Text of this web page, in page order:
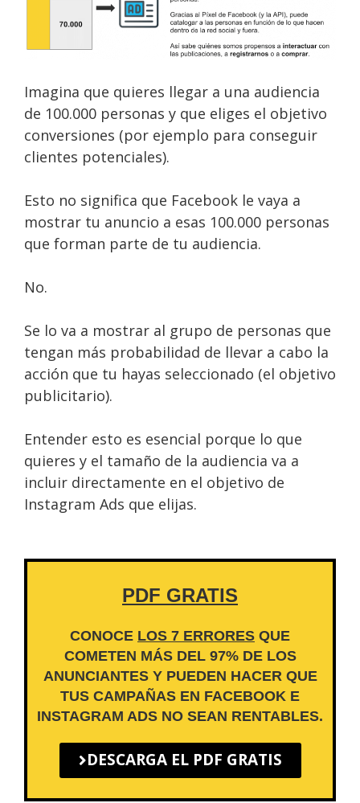
Imagina que quieres llegar a una audiencia
de 100.000 personas y que eliges el objetivo
conversiones (por ejemplo para conseguir
clientes potenciales).
Esto no significa que Facebook le vaya a
mostrar tu anuncio a esas 100.000 personas
que forman parte de tu audiencia.
No.
Se lo va a mostrar al grupo de personas que
tengan más probabilidad de llevar a cabo la
acción que tu hayas seleccionado (el objetivo
publicitario).
Entender esto es esencial porque lo que
quieres y el tamaño de la audiencia va a
incluir directamente en el objetivo de
Instagram Ads que elijas.
PDF GRATIS
CONOCE LOS 7 ERRORES QUE
COMETEN MÁS DEL 97% DE LOS
ANUNCIANTES Y PUEDEN HACER QUE
TUS CAMPAÑAS EN FACEBOOK E
INSTAGRAM ADS NO SEAN RENTABLES.
DESCARGA EL PDF GRATIS